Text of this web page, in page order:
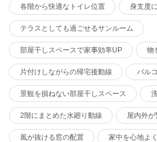
各階から快適なトイレ位置 身支度
テラスとしても過ごせるサンルーム
部屋干しスペースで家事効率UP 物
片付けしながらの帰宅後動線 バル
景観を損ねない部屋干しスペース
2階にまとめた水廻り動線 屋内外
風が抜ける窓の配置 家中を心地よ